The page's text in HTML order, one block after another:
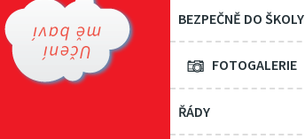
BEZPEČNĚ DO ŠKOLY
FOTOGALERIE
ŘÁDY